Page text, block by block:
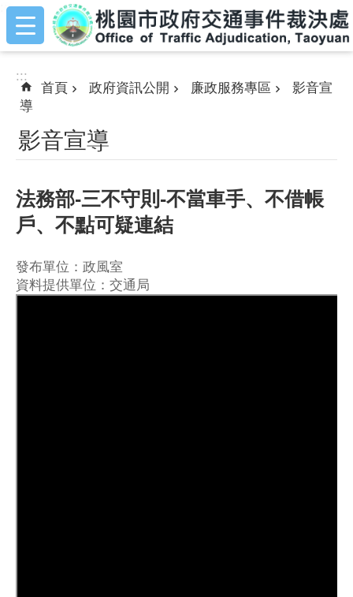
跳到主要內容區塊
:::
:::
首頁 政府資訊公開 廉政服務專區
影音宣
導
影音宣導
法務部-三不守則-不當車手、不借帳
戶、不點可疑連結
發布單位：政風室
資料提供單位：交通局